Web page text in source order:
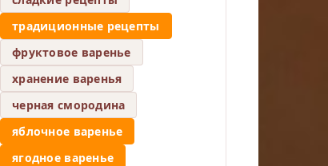
традиционные рецепты
фруктовое варенье
хранение варенья
черная смородина
яблочное варенье
ягодное варенье